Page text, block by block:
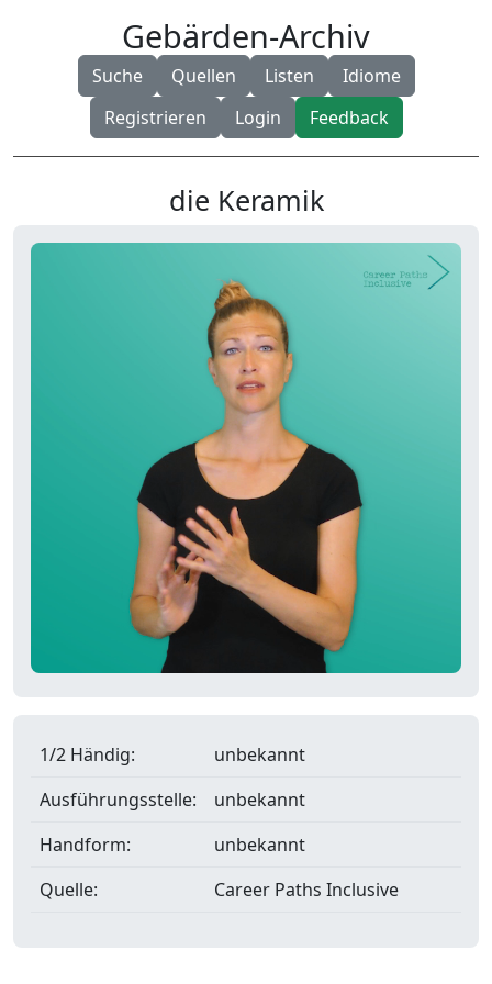
Gebärden-Archiv
Suche Quellen Listen
Idiome
Registrieren
Login Feedback
die Keramik
1/2 Händig:
unbekannt
Ausführungsstelle:
unbekannt
Handform:
unbekannt
Quelle:
Career Paths Inclusive